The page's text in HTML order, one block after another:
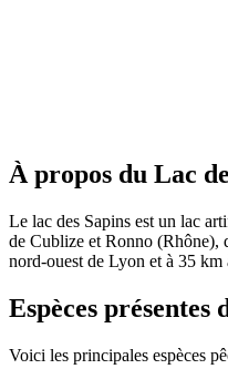
À propos du Lac
Le lac des Sapins est un lac
de Cublize et Ronno (Rhône),
nord-ouest de Lyon et à 35 km
Espèces présentes
Voici les principales espèces